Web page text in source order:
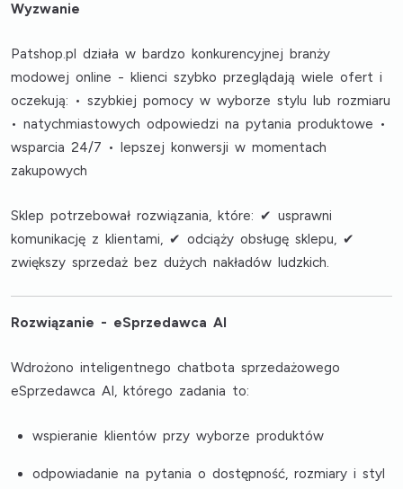
Wyzwanie
Patshop.pl działa w bardzo konkurencyjnej branży
modowej online - klienci szybko przeglądają wiele ofert i
oczekują: • szybkiej pomocy w wyborze stylu lub rozmiaru
• natychmiastowych odpowiedzi na pytania produktowe •
wsparcia 24/7 • lepszej konwersji w momentach
zakupowych
Sklep potrzebował rozwiązania, które: ✔ usprawni
komunikację z klientami, ✔ odciąży obsługę sklepu, ✔
zwiększy sprzedaż bez dużych nakładów ludzkich.
Rozwiązanie - eSprzedawca AI
Wdrożono inteligentnego chatbota sprzedażowego
eSprzedawca AI, którego zadania to:
wspieranie klientów przy wyborze produktów
odpowiadanie na pytania o dostępność, rozmiary i styl